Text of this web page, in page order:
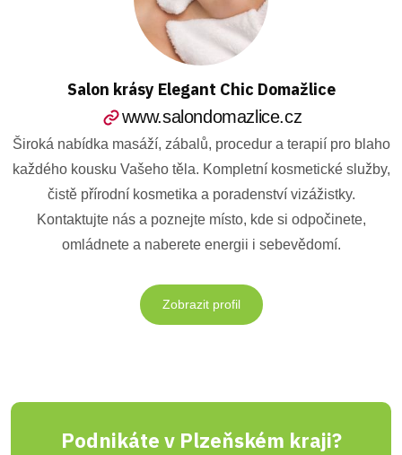
Salon krásy Elegant Chic Domažlice
www.salondomazlice.cz
Široká nabídka masáží, zábalů, procedur a terapií pro blaho
každého kousku Vašeho těla. Kompletní kosmetické služby,
čistě přírodní kosmetika a poradenství vizážistky.
Kontaktujte nás a poznejte místo, kde si odpočinete,
omládnete a naberete energii i sebevědomí.
Zobrazit profil
Podnikáte v Plzeňském kraji?